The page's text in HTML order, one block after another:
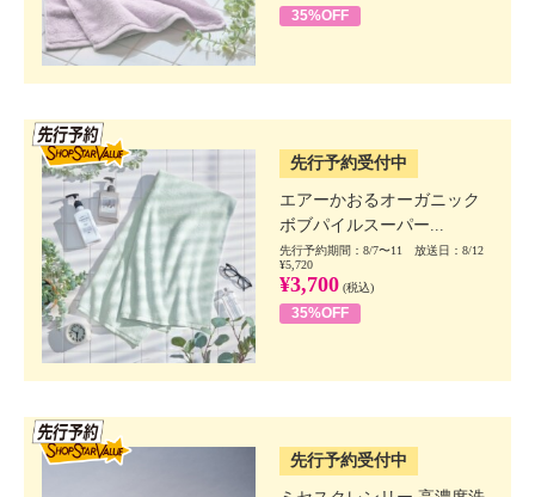
35%OFF
先行予約受付中
エアーかおるオーガニック
ボブパイルスーパー...
先行予約期間：8/7〜11 放送日：8/12
¥5,720
¥3,700 (税込)
35%OFF
先行予約受付中